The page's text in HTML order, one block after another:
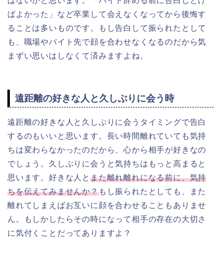
ばよかった」など卒業して会えなくなってから後悔す
ることは多いものです。
もし告白して振られたとして
も、 職場やバイト先で顔を合わせなくなるのだから気
まずい思いはしなくて済みますよね。
遠距離の好きな人と久しぶりに会う時
遠距離の好きな人と久しぶりに会うタイミングで告白
するのもいいと思います。長い時間離れていても気持
ちは変わらなかったのだから、心から相手が好きなの
でしょう。久しぶりに会うと気持ちはもっと高まると
思います。好きな人と また離れ離れになる前に、気持
ちを伝えてみませんか？もし振られたとしても、また
離れてしまえばお互いに顔を合わせることもありませ
ん。もしかしたらその時になって相手の存在の大切さ
に気付くことだってありますよ？